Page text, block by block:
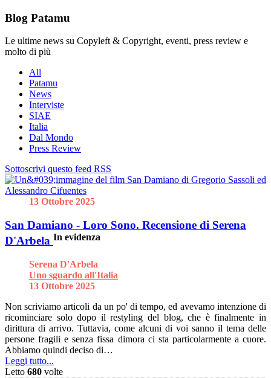
Blog Patamu
Le ultime news su Copyleft & Copyright, eventi, press review e
molto di più
All
Patamu
News
Interviste
SIAE
Italia
Dal Mondo
Press Review
Sottoscrivi questo feed RSS
13 Ottobre 2025
San Damiano - Loro Sono. Recensione di Serena
D'Arbela In evidenza
Serena D'Arbela
Uno sguardo all'Italia
13 Ottobre 2025
Non scriviamo articoli da un po' di tempo, ed avevamo intenzione di
ricominciare solo dopo il restyling del blog, che è finalmente in
dirittura di arrivo. Tuttavia, come alcuni di voi sanno il tema delle
persone fragili e senza fissa dimora ci sta particolarmente a cuore.
Abbiamo quindi deciso di…
Leggi tutto...
Letto 680 volte